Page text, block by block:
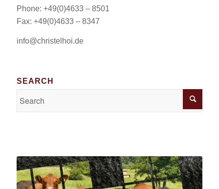
Phone: +49(0)4633 – 8501
Fax: +49(0)4633 – 8347
info@christelhoi.de
SEARCH